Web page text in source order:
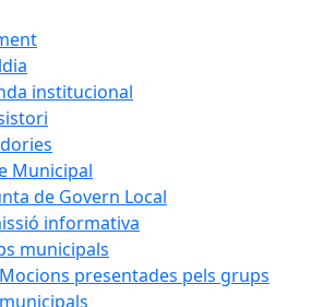
institucional
Municipal
de Govern Local
informativa
municipals
Mocions presentades pels grups
municipals